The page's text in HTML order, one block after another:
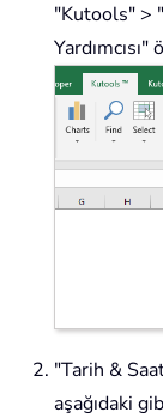
"Kutools" >
Yardımcısı"
"Tarih &
aşağıdaki